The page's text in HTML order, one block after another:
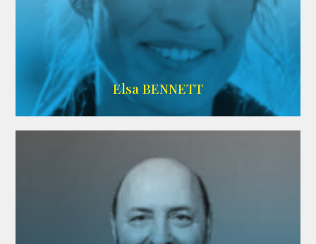
Elsa BENNETT